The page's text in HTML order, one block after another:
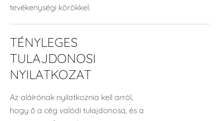
tevékenységi körökkel.
TÉNYLEGES
TULAJDONOSI
NYILATKOZAT
Az aláírónak nyilatkoznia kell arról,
hogy ő a cég valódi tulajdonosa, és a